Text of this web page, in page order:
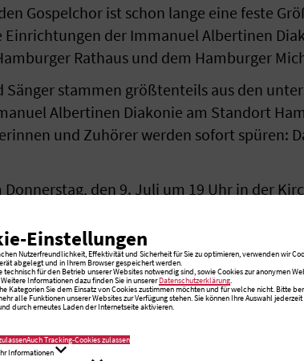
Gospelchor ist schon lange eine feste
Einrichtungen der Immanuel Albertinen
Rathaus und dem Hamburger
Sänger stammen größtenteils aus den
Albertinen Diakonie am Standort
und Zuhörer werden sofort spüren:
den 9. Juli um 19 Uhr in der
in 22457 Hamburg-Schnelsen. Der Zugang
11a ist möglich. Der Eintritt ist frei,
Download
Einstellungen
Nutzerfreundlichkeit, Effektivität und Sicherheit für Sie zu optimieren, verwenden wir
abgelegt und in Ihrem Browser gespeichert werden.
technisch für den Betrieb unserer Websites notwendig sind, sowie Cookies zur anonymen
Informationen dazu finden Sie in unsererDatenschutzerklärung
Kategorien Sie dem Einsatz von Cookies zustimmen möchten und für welche nicht. Bitte
alle Funktionen unserer Websites zur Verfügung stehen. Sie können Ihre Auswahl
durch erneutes Laden der Internetseite aktivieren.
Auch Tracking-Cookies zulassen
Informationen